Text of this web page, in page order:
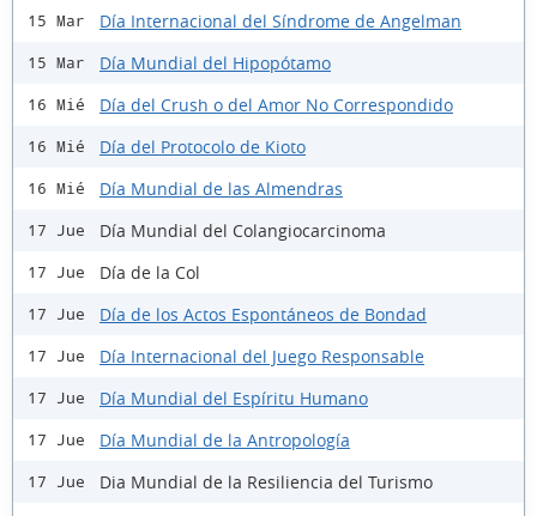
15 Mar Día Internacional del Síndrome de Angelman
15 Mar Día Mundial del Hipopótamo
16 Mié Día del Crush o del Amor No Correspondido
16 Mié Día del Protocolo de Kioto
16 Mié Día Mundial de las Almendras
17 Jue Día Mundial del Colangiocarcinoma
17 Jue Día de la Col
17 Jue Día de los Actos Espontáneos de Bondad
17 Jue Día Internacional del Juego Responsable
17 Jue Día Mundial del Espíritu Humano
17 Jue Día Mundial de la Antropología
17 Jue Dia Mundial de la Resiliencia del Turismo